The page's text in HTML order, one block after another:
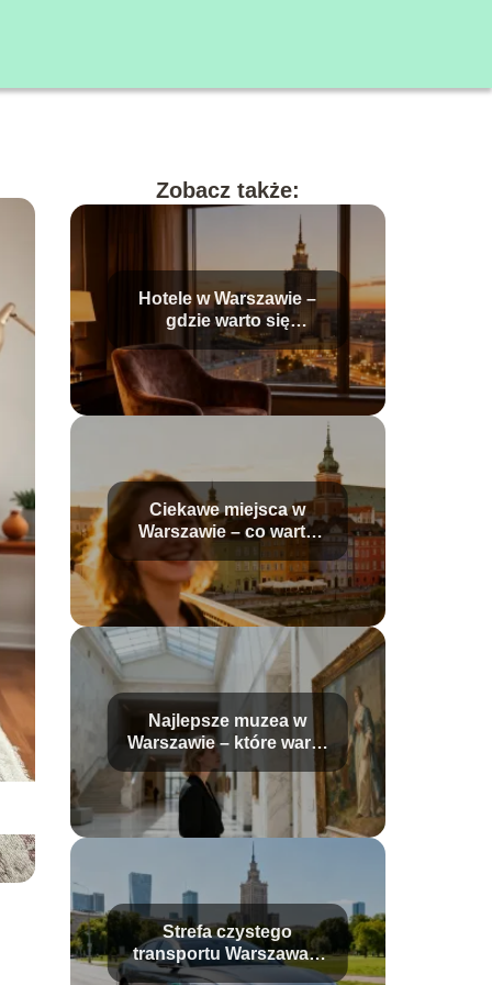
Zobacz także:
Hotele w Warszawie –
gdzie warto się
zatrzymać?
Ciekawe miejsca w
Warszawie – co warto
zobaczyć?
Najlepsze muzea w
Warszawie – które warto
odwiedzić?
Strefa czystego
transportu Warszawa –
zasady, mapa, wjazd